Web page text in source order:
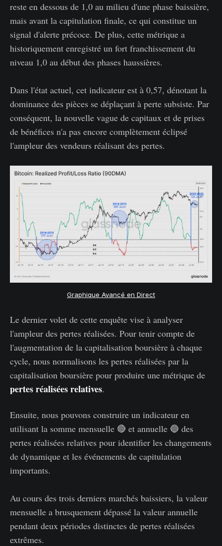
reste en dessous de 1,0 au milieu d'une phase baissière,
mais avant la capitulation finale, ce qui constitue un
signal d'alerte précoce. De plus, cette métrique a
historiquement enregistré un fort franchissement du
niveau 1,0 au début des phases haussières.
Dans l'état actuel, cet indicateur est à 0,57, dénotant la
dominance des pièces se déplaçant à perte subsiste. Par
conséquent, la nouvelle vague de capitaux et de prises
de bénéfices n'a pas encore complètement éclipsé
l'ampleur des vendeurs réalisant des pertes.
Graphique Avancé en Direct
Le dernier volet de cette enquête vise à analyser
l'ampleur des pertes réalisées. Pour tenir compte de
l'augmentation de la capitalisation boursière à chaque
cycle, nous normalisons les pertes réalisées par la
capitalisation boursière pour produire une métrique de
pertesréalisées relatives.
Ensuite, nous pouvons construire un indicateur en
utilisant la somme mensuelle 🔴 et annuelle 🔵 des
pertes réalisées relatives pour identifier les changements
de dynamique et les événements de capitulation
importants.
Au cours des trois derniers marchés baissiers, la valeur
mensuelle a brusquement dépassé la valeur annuelle
pendant deux périodes distinctes de pertes réalisées
extrêmes.